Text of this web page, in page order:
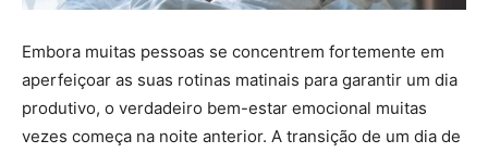
Embora muitas pessoas se concentrem fortemente em
aperfeiçoar as suas rotinas matinais para garantir um dia
produtivo, o verdadeiro bem-estar emocional muitas
vezes começa na noite anterior. A transição de um dia de